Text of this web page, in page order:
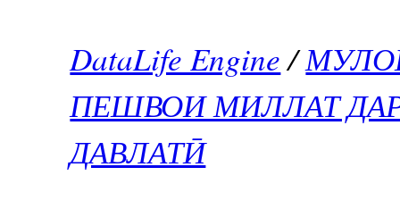
DataLife Engine/
ПЕШВОИ МИЛЛАТ
ДАВЛАТӢ